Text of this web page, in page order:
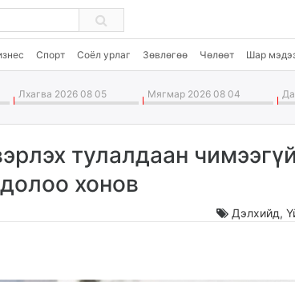
Спорт Соёл урлаг Зөвлөгөө Чөлөөт Шар
Лхагва 2026 08 05 Мягмар 2026 08 04
тулалдаан
хонов
Дэлхийд,